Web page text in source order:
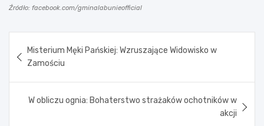
Źródło: facebook.com/gminalabunieofficial
wpisu
Misterium Męki Pańskiej: Wzruszające Widowisko w
Zamościu
W obliczu ognia: Bohaterstwo strażaków ochotników w
akcji